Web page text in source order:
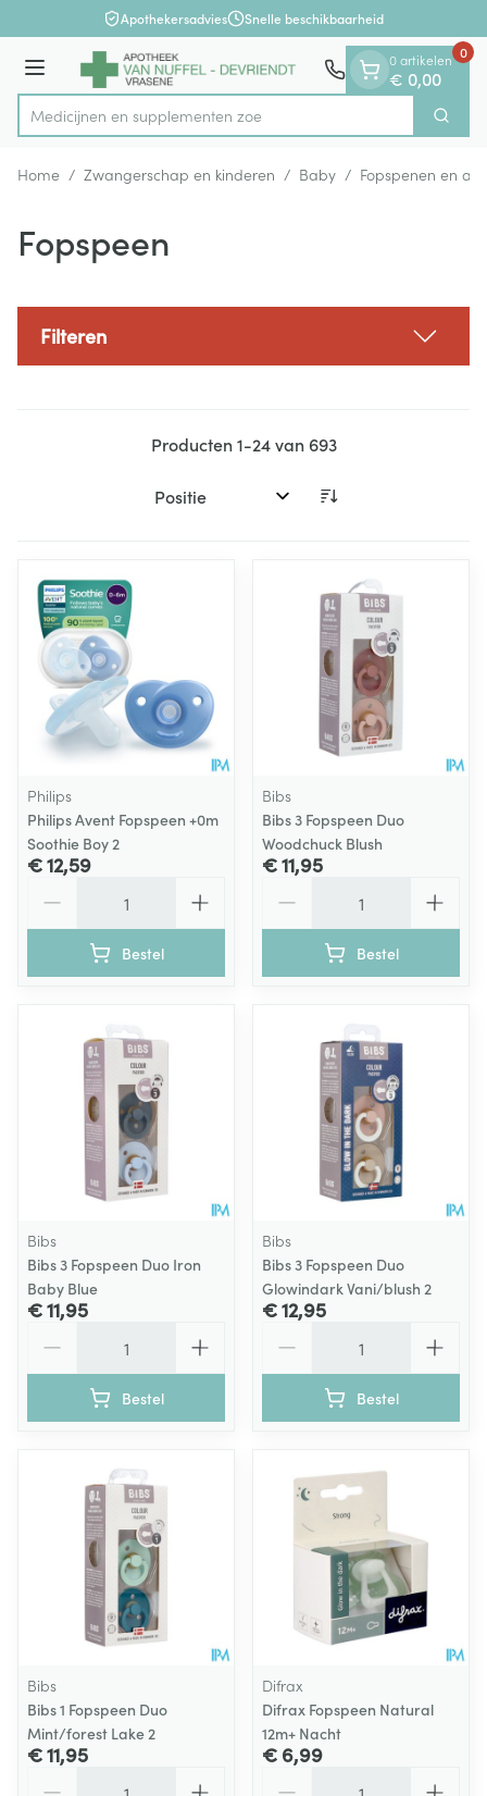
Ga naar de inhoudApothekersadvies Snelle beschikbaarheid
Menu
Product, merk, categorie...
Medicijne Zoek
0 artikelen
€ 0,00
0
Home / Zwangerschap en kinderen / Baby / Fopspenen en
Fopspeen
Filteren
Producten1-24van 693
Sorteer op:
Philips
Philips Avent Fopspeen +0m
Soothie Boy 2
€ 12,59
Bestel
Bibs
Bibs 3 Fopspeen Duo
Woodchuck Blush
€ 11,95
Bestel
Bibs
Bibs 3 Fopspeen Duo Iron
Baby Blue
€ 11,95
Bestel
Bibs
Bibs 3 Fopspeen Duo
Glowindark Vani/blush 2
€ 12,95
Bestel
Bibs
Bibs 1 Fopspeen Duo
Mint/forest Lake 2
€ 11,95
Difrax
Difrax Fopspeen Natural
12m+ Nacht
€ 6,99